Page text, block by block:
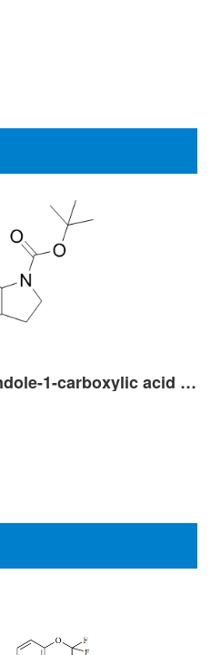
5-hydroxy-2,3-dihydroindole-1-carboxylic acid tert-butyl ester